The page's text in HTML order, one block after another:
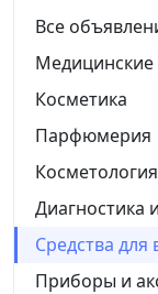
Все
Медицинские
Косметика
Парфюмерия
Диагностика
Средства для
Приборы и